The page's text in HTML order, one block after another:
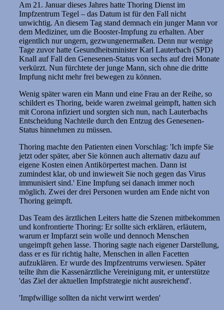
Am 21. Januar dieses Jahres hatte Thoring Dienst im
Impfzentrum Tegel – das Datum ist für den Fall nicht
unwichtig. An diesem Tag stand demnach ein junger Mann vor
dem Mediziner, um die Booster-Impfung zu erhalten. Aber
eigentlich nur ungern, gezwungenermaßen. Denn nur wenige
Tage zuvor hatte Gesundheitsminister Karl Lauterbach (SPD)
Knall auf Fall den Genesenen-Status von sechs auf drei Monate
verkürzt. Nun fürchtete der junge Mann, sich ohne die dritte
Impfung nicht mehr frei bewegen zu können.
Wenig später waren ein Mann und eine Frau an der Reihe, so
schildert es Thoring, beide waren zweimal geimpft, hatten sich
mit Corona infiziert und sorgten sich nun, nach Lauterbachs
Entscheidung Nachteile durch den Entzug des Genesenen-
Status hinnehmen zu müssen.
Thoring machte den Patienten einen Vorschlag: 'Ich impfe Sie
jetzt oder später, aber Sie können auch alternativ dazu auf
eigene Kosten einen Antikörpertest machen. Dann ist
zumindest klar, ob und inwieweit Sie noch gegen das Virus
immunisiert sind.' Eine Impfung sei danach immer noch
möglich. Zwei der drei Personen wurden am Ende nicht von
Thoring geimpft.
Das Team des ärztlichen Leiters hatte die Szenen mitbekommen
und konfrontierte Thoring: Er sollte sich erklären, erläutern,
warum er Impfarzt sein wolle und dennoch Menschen
ungeimpft gehen lasse. Thoring sagte nach eigener Darstellung,
dass er es für richtig halte, Menschen in allen Facetten
aufzuklären. Er wurde des Impfzentrums verwiesen. Später
teilte ihm die Kassenärztliche Vereinigung mit, er unterstütze
'das Ziel der aktuellen Impfstrategie nicht ausreichend'.
'Impfwillige sollten da nicht verwirrt werden'